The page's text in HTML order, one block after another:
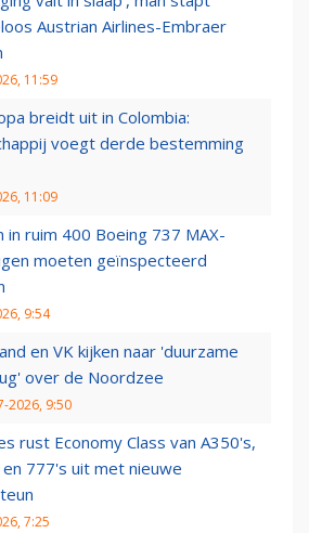
Austrian Airlines-Embraer
11:59
breidt uit in Colombia:
voegt derde bestemming
11:09
in ruim 400 Boeing 737 MAX-
moeten geïnspecteerd
9:54
en VK kijken naar 'duurzame
over de Noordzee
2026, 9:50
rust Economy Class van A350's,
777's uit met nieuwe
7:25